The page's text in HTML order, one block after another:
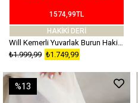
1574,99TL
HAKİKİ DERİ
Will Kemerli Yuvarlak Burun Hakiki Süet Deri Babet Kırmızı
₺1.749,99
₺1.999,99
%13